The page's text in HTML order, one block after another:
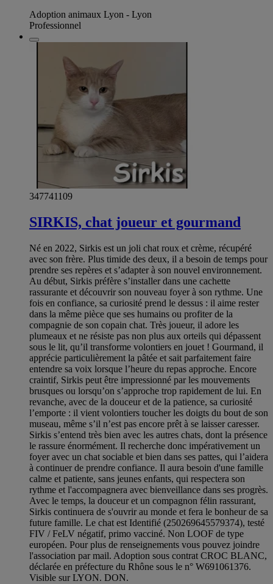
Adoption animaux Lyon - Lyon
Professionnel
347741109
SIRKIS, chat joueur et gourmand
Né en 2022, Sirkis est un joli chat roux et crème, récupéré
avec son frère. Plus timide des deux, il a besoin de temps pour
prendre ses repères et s’adapter à son nouvel environnement.
Au début, Sirkis préfère s’installer dans une cachette
rassurante et découvrir son nouveau foyer à son rythme. Une
fois en confiance, sa curiosité prend le dessus : il aime rester
dans la même pièce que ses humains ou profiter de la
compagnie de son copain chat. Très joueur, il adore les
plumeaux et ne résiste pas non plus aux orteils qui dépassent
sous le lit, qu’il transforme volontiers en jouet ! Gourmand, il
apprécie particulièrement la pâtée et sait parfaitement faire
entendre sa voix lorsque l’heure du repas approche. Encore
craintif, Sirkis peut être impressionné par les mouvements
brusques ou lorsqu’on s’approche trop rapidement de lui. En
revanche, avec de la douceur et de la patience, sa curiosité
l’emporte : il vient volontiers toucher les doigts du bout de son
museau, même s’il n’est pas encore prêt à se laisser caresser.
Sirkis s’entend très bien avec les autres chats, dont la présence
le rassure énormément. Il recherche donc impérativement un
foyer avec un chat sociable et bien dans ses pattes, qui l’aidera
à continuer de prendre confiance. Il aura besoin d'une famille
calme et patiente, sans jeunes enfants, qui respectera son
rythme et l'accompagnera avec bienveillance dans ses progrès.
Avec le temps, la douceur et un compagnon félin rassurant,
Sirkis continuera de s'ouvrir au monde et fera le bonheur de sa
future famille. Le chat est Identifié (250269645579374), testé
FIV / FeLV négatif, primo vacciné. Non LOOF de type
européen. Pour plus de renseignements vous pouvez joindre
l'association par mail. Adoption sous contrat CROC BLANC,
déclarée en préfecture du Rhône sous le n° W691061376.
Visible sur LYON. DON.